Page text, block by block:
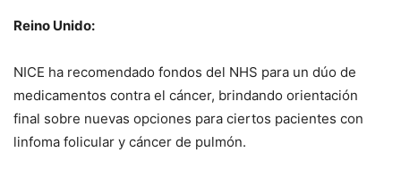
Reino Unido:
NICE ha recomendado fondos del NHS para un dúo de
medicamentos contra el cáncer, brindando orientación
final sobre nuevas opciones para ciertos pacientes con
linfoma folicular y cáncer de pulmón.